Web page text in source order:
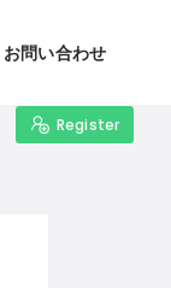
お問い合わせ
Register